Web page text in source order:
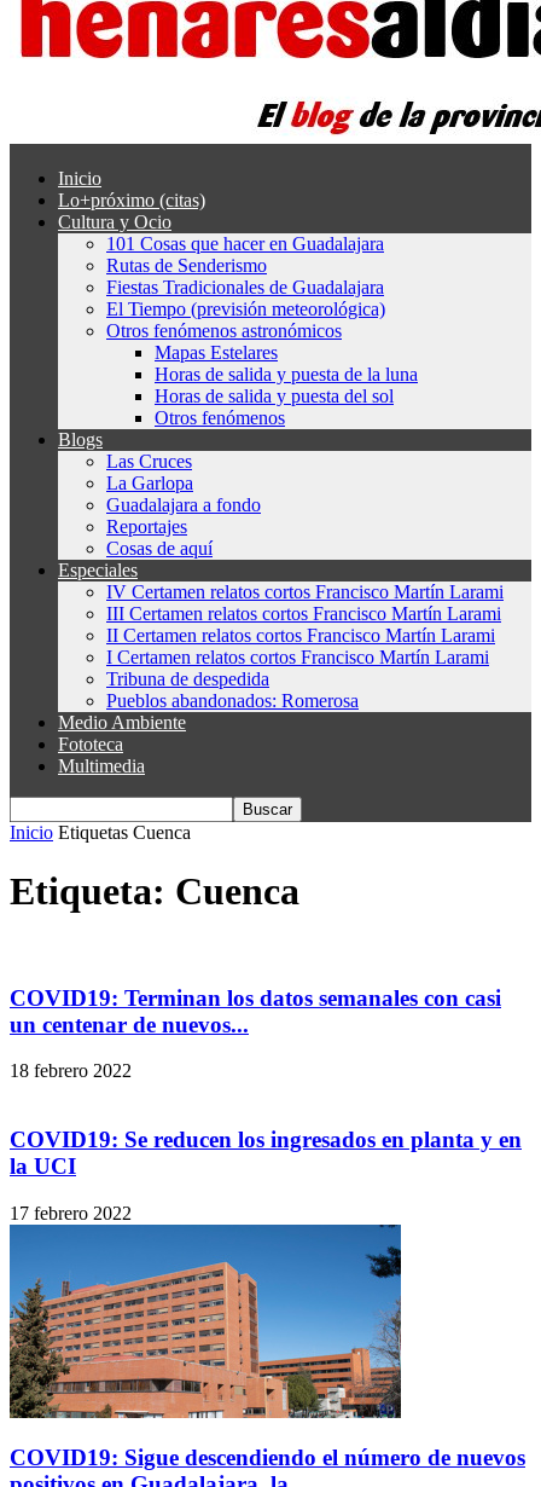
Inicio
Lo+próximo (citas)
Cultura y Ocio
101 Cosas que hacer en Guadalajara
Rutas de Senderismo
Fiestas Tradicionales de Guadalajara
El Tiempo (previsión meteorológica)
Otros fenómenos astronómicos
Mapas Estelares
Horas de salida y puesta de la luna
Horas de salida y puesta del sol
Otros fenómenos
Blogs
Las Cruces
La Garlopa
Guadalajara a fondo
Reportajes
Cosas de aquí
Especiales
IV Certamen relatos cortos Francisco Martín Larami
III Certamen relatos cortos Francisco Martín Larami
II Certamen relatos cortos Francisco Martín Larami
I Certamen relatos cortos Francisco Martín Larami
Tribuna de despedida
Pueblos abandonados: Romerosa
Medio Ambiente
Fototeca
Multimedia
Inicio Etiquetas Cuenca
Etiqueta: Cuenca
COVID19: Terminan los datos semanales con casi
un centenar de nuevos...
18 febrero 2022
COVID19: Se reducen los ingresados en planta y en
la UCI
17 febrero 2022
COVID19: Sigue descendiendo el número de nuevos